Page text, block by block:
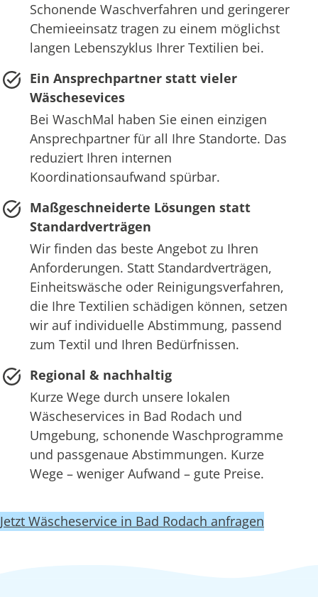
Schonende Waschverfahren und geringerer
Chemieeinsatz tragen zu einem möglichst
langen Lebenszyklus Ihrer Textilien bei.
Ein Ansprechpartner statt vieler
Wäschesevices
Bei WaschMal haben Sie einen einzigen
Ansprechpartner für all Ihre Standorte. Das
reduziert Ihren internen
Koordinationsaufwand spürbar.
Maßgeschneiderte Lösungen statt
Standardverträgen
Wir finden das beste Angebot zu Ihren
Anforderungen. Statt Standardverträgen,
Einheitswäsche oder Reinigungsverfahren,
die Ihre Textilien schädigen können, setzen
wir auf individuelle Abstimmung, passend
zum Textil und Ihren Bedürfnissen.
Regional & nachhaltig
Kurze Wege durch unsere lokalen
Wäscheservices in Bad Rodach und
Umgebung, schonende Waschprogramme
und passgenaue Abstimmungen. Kurze
Wege – weniger Aufwand – gute Preise.
Jetzt Wäscheservice in Bad Rodach anfragen